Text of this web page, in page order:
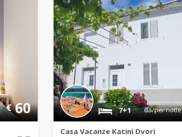
€60 7+1 da/per notte
Casa Vacanze Katini Dvori